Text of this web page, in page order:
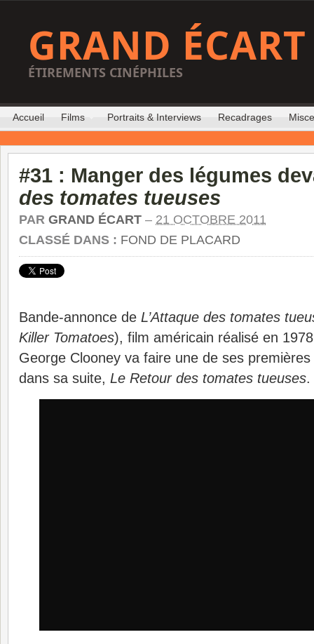
GRAND ÉCART
ÉTIREMENTS CINÉPHILES
Accueil Films Portraits & Interviews Recadrages
#31 : Manger des légumes
des tomates tueuses
PAR GRAND ÉCART – 21 OCTOBRE 2011
CLASSÉ DANS : FOND DE PLACARD
Bande-annonce de L’Attaque des tomates
Killer Tomatoes), film américain réalisé en
George Clooney va faire une de ses
dans sa suite, Le Retour des tomates tueuses.